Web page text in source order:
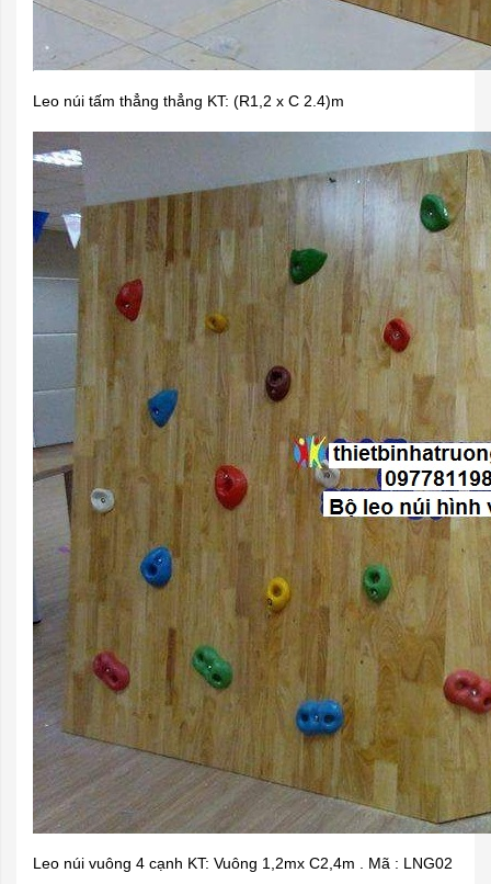
Leo núi tấm thẳng thẳng KT: (R1,2 x C 2.4)m
Leo núi vuông 4 cạnh KT: Vuông 1,2mx C2,4m . Mã : LNG02